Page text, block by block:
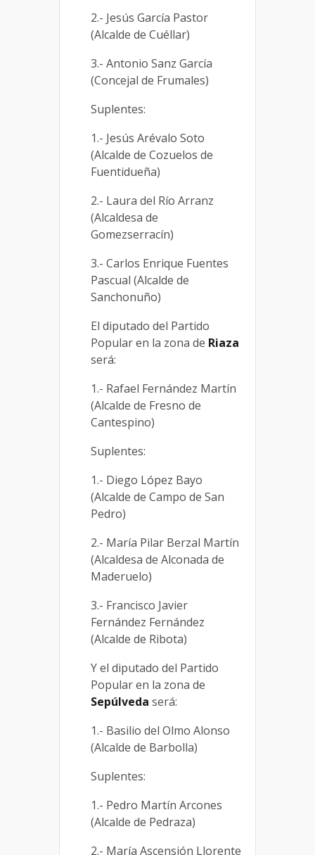
2.- Jesús García Pastor
(Alcalde de Cuéllar)
3.- Antonio Sanz García
(Concejal de Frumales)
Suplentes:
1.- Jesús Arévalo Soto
(Alcalde de Cozuelos de
Fuentidueña)
2.- Laura del Río Arranz
(Alcaldesa de
Gomezserracín)
3.- Carlos Enrique Fuentes
Pascual (Alcalde de
Sanchonuño)
El diputado del Partido
Popular en la zona de Riaza
será:
1.- Rafael Fernández Martín
(Alcalde de Fresno de
Cantespino)
Suplentes:
1.- Diego López Bayo
(Alcalde de Campo de San
Pedro)
2.- María Pilar Berzal Martín
(Alcaldesa de Alconada de
Maderuelo)
3.- Francisco Javier
Fernández Fernández
(Alcalde de Ribota)
Y el diputado del Partido
Popular en la zona de
Sepúlveda será:
1.- Basilio del Olmo Alonso
(Alcalde de Barbolla)
Suplentes:
1.- Pedro Martín Arcones
(Alcalde de Pedraza)
2.- María Ascensión Llorente